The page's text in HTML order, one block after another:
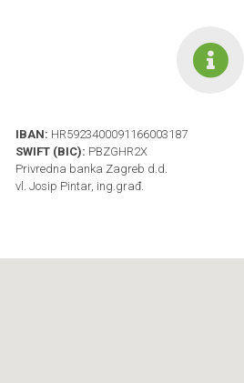
IBAN: HR5923400091166003187
SWIFT (BIC): PBZGHR2X
Privredna banka Zagreb d.d.
vl. Josip Pintar, ing.građ.